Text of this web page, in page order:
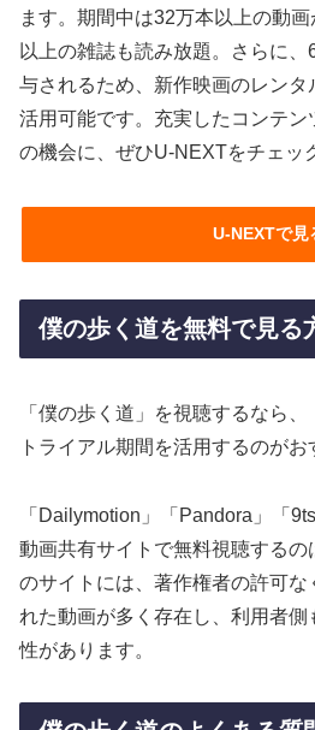
ます。期間中は32万本以上の動
以上の雑誌も読み放題。さらに
与されるため、新作映画のレンタ
活用可能です。充実したコンテン
の機会に、ぜひU-NEXTをチェッ
U-NEXTで見
僕の歩く道を無料で見る
「僕の歩く道」を視聴するなら
トライアル期間を活用するのがお
「Dailymotion」「Pandora」「
動画共有サイトで無料視聴するの
のサイトには、著作権者の許可な
れた動画が多く存在し、利用者
性があります。